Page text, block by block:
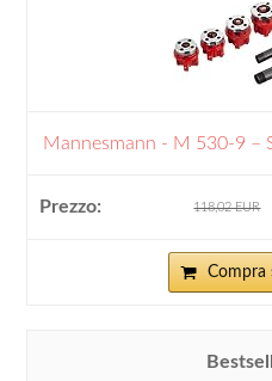
Mannesmann - M 530-9 –
118,02 EUR
Compra